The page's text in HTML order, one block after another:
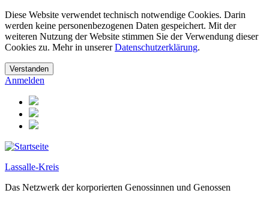
Diese Website verwendet technisch notwendige Cookies. Darin
werden keine personenbezogenen Daten gespeichert. Mit der
weiteren Nutzung der Website stimmen Sie der Verwendung dieser
Cookies zu. Mehr in unsererDatenschutzerklärung.
Anmelden
Lassalle-Kreis
Das Netzwerk der korporierten Genossinnen und Genossen